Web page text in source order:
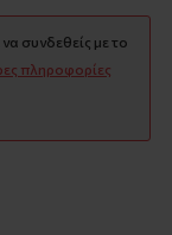
συνδεθείς με το
πληροφορίες